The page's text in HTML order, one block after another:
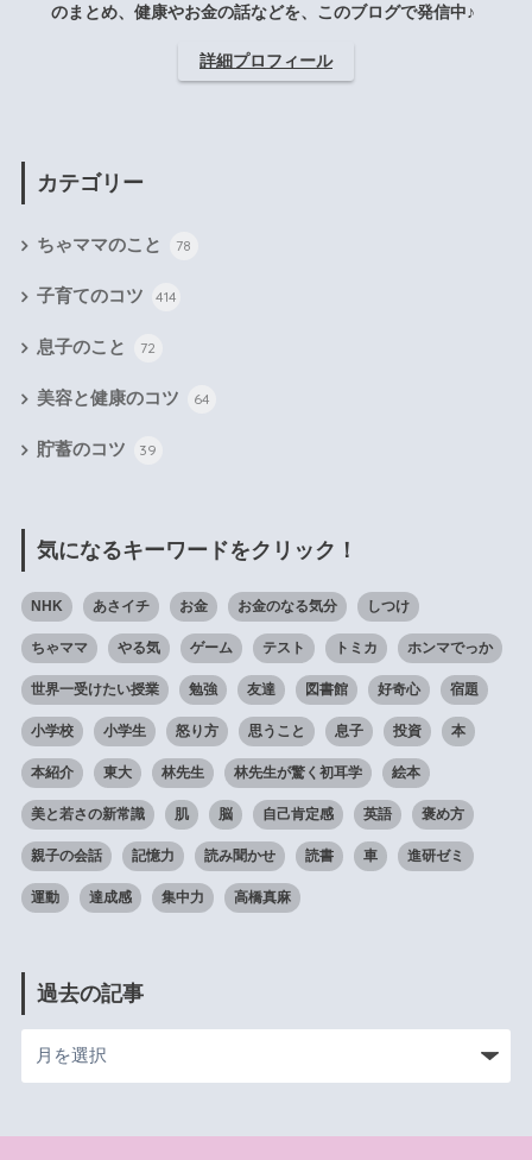
のまとめ、健康やお金の話などを、このブログで発信中♪
詳細プロフィール
カテゴリー
ちゃママのこと 78
子育てのコツ 414
息子のこと 72
美容と健康のコツ 64
貯蓄のコツ 39
気になるキーワードをクリック！
NHK あさイチ お金 お金のなる気分 しつけ
ちゃママ やる気 ゲーム テスト トミカ ホンマでっか
世界一受けたい授業 勉強 友達 図書館 好奇心 宿題
小学校 小学生 怒り方 思うこと 息子 投資 本
本紹介 東大 林先生 林先生が驚く初耳学 絵本
美と若さの新常識 肌 脳 自己肯定感 英語 褒め方
親子の会話 記憶力 読み聞かせ 読書 車 進研ゼミ
運動 達成感 集中力 高橋真麻
過去の記事